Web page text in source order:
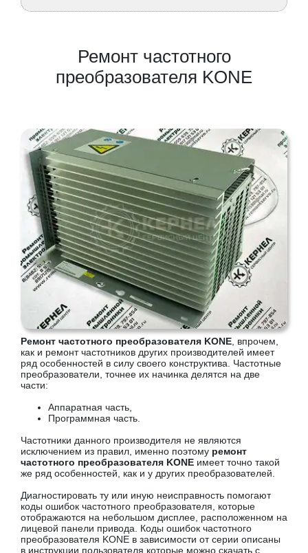
Ремонт частотного
преобразователя KONE
Ремонт частотного преобразователя KONE , впрочем,
как и ремонт частотников других производителей имеет
ряд особенностей в силу своего конструктива. Частотные
преобразователи, точнее их начинка делятся на две
части:
Аппаратная часть,
Программная часть.
Частотники данного производителя не являются
исключением из правил, именно поэтому ремонт
частотного преобразователя KONE имеет точно такой
же ряд особенностей, как и у других преобразователей.
Диагностировать ту или иную неисправность помогают
коды ошибок частотного преобразователя, которые
отображаются на небольшом дисплее, расположенном на
лицевой панели привода. Коды ошибок частотного
преобразователя KONE в зависимости от серии описаны
в инструкции пользователя которые можно скачать с